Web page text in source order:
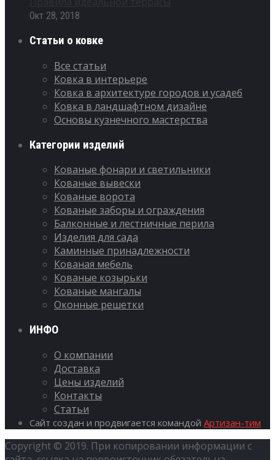
Окт 28, 2018
Статьи о ковке
Все статьи
Ковка в интерьере
Ковка в архитектуре городов и усадеб
Ковка в ландшафтном дизайне
Основы кузнечного мастерства
Категории изделий
Кованые фонари и светильники
Кованые вывески
Кованые ворота
Кованые заборы и ограждения
Балконные и лестничные перила
Изделия для сада
Каминные принадлежности
Кованая мебель
Кованые козырьки
Кованые мангалы
Оконные решетки
ИНФО
О компании
Доставка
Цены изделий
Контакты
Статьи
Сайт создан и продвигается командой Артизан-тим
Copyright © 2019. При копировании информации с